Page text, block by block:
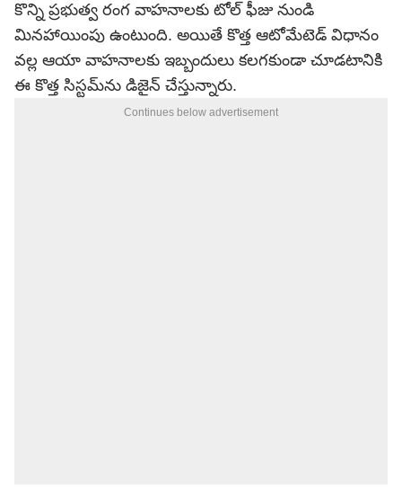
కొన్ని ప్రభుత్వ రంగ వాహనాలకు టోల్ ఫీజు నుండి
మినహాయింపు ఉంటుంది. అయితే కొత్త ఆటోమేటెడ్ విధానం
వల్ల ఆయా వాహనాలకు ఇబ్బందులు కలగకుండా చూడటానికి
ఈ కొత్త సిస్టమ్‌ను డిజైన్ చేస్తున్నారు.
Continues below advertisement